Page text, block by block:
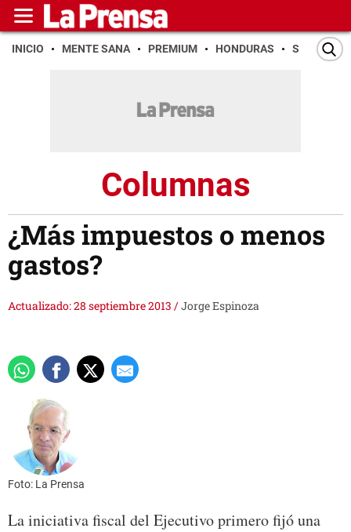
INICIO MENTE SANA PREMIUM HONDURAS SAN PEDRO
Columnas
¿Más impuestos o menos
gastos?
Actualizado: 28 septiembre 2013 /Jorge Espinoza
Foto: La Prensa
La iniciativa fiscal del Ejecutivo primero fijó una